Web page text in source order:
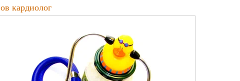
кардиолог